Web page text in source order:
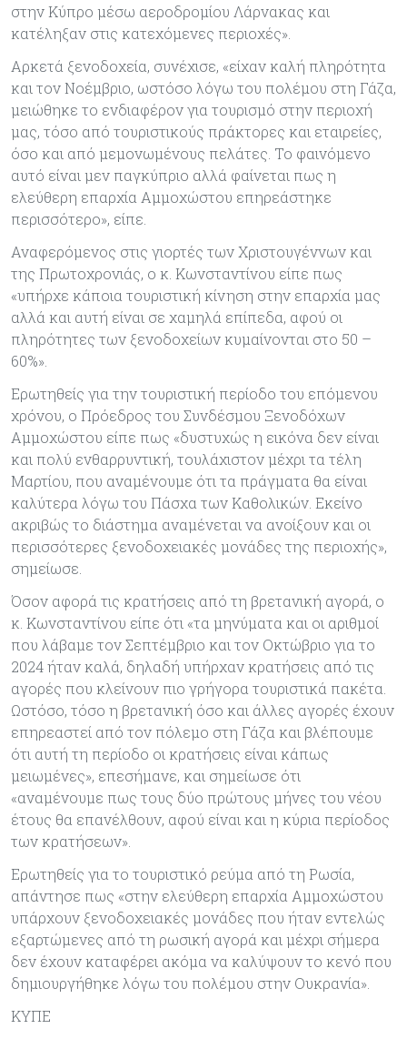
στην Κύπρο μέσω αεροδρομίου Λάρνακας και
κατέληξαν στις κατεχόμενες περιοχές».
Αρκετά ξενοδοχεία, συνέχισε, «είχαν καλή πληρότητα
και τον Νοέμβριο, ωστόσο λόγω του πολέμου στη Γάζα,
μειώθηκε το ενδιαφέρον για τουρισμό στην περιοχή
μας, τόσο από τουριστικούς πράκτορες και εταιρείες,
όσο και από μεμονωμένους πελάτες. Το φαινόμενο
αυτό είναι μεν παγκύπριο αλλά φαίνεται πως η
ελεύθερη επαρχία Αμμοχώστου επηρεάστηκε
περισσότερο», είπε.
Αναφερόμενος στις γιορτές των Χριστουγέννων και
της Πρωτοχρονιάς, ο κ. Κωνσταντίνου είπε πως
«υπήρχε κάποια τουριστική κίνηση στην επαρχία μας
αλλά και αυτή είναι σε χαμηλά επίπεδα, αφού οι
πληρότητες των ξενοδοχείων κυμαίνονται στο 50 –
60%».
Ερωτηθείς για την τουριστική περίοδο του επόμενου
χρόνου, ο Πρόεδρος του Συνδέσμου Ξενοδόχων
Αμμοχώστου είπε πως «δυστυχώς η εικόνα δεν είναι
και πολύ ενθαρρυντική, τουλάχιστον μέχρι τα τέλη
Μαρτίου, που αναμένουμε ότι τα πράγματα θα είναι
καλύτερα λόγω του Πάσχα των Καθολικών. Εκείνο
ακριβώς το διάστημα αναμένεται να ανοίξουν και οι
περισσότερες ξενοδοχειακές μονάδες της περιοχής»,
σημείωσε.
Όσον αφορά τις κρατήσεις από τη βρετανική αγορά, ο
κ. Κωνσταντίνου είπε ότι «τα μηνύματα και οι αριθμοί
που λάβαμε τον Σεπτέμβριο και τον Οκτώβριο για το
2024 ήταν καλά, δηλαδή υπήρχαν κρατήσεις από τις
αγορές που κλείνουν πιο γρήγορα τουριστικά πακέτα.
Ωστόσο, τόσο η βρετανική όσο και άλλες αγορές έχουν
επηρεαστεί από τον πόλεμο στη Γάζα και βλέπουμε
ότι αυτή τη περίοδο οι κρατήσεις είναι κάπως
μειωμένες», επεσήμανε, και σημείωσε ότι
«αναμένουμε πως τους δύο πρώτους μήνες του νέου
έτους θα επανέλθουν, αφού είναι και η κύρια περίοδος
των κρατήσεων».
Ερωτηθείς για το τουριστικό ρεύμα από τη Ρωσία,
απάντησε πως «στην ελεύθερη επαρχία Αμμοχώστου
υπάρχουν ξενοδοχειακές μονάδες που ήταν εντελώς
εξαρτώμενες από τη ρωσική αγορά και μέχρι σήμερα
δεν έχουν καταφέρει ακόμα να καλύψουν το κενό που
δημιουργήθηκε λόγω του πολέμου στην Ουκρανία».
ΚΥΠΕ